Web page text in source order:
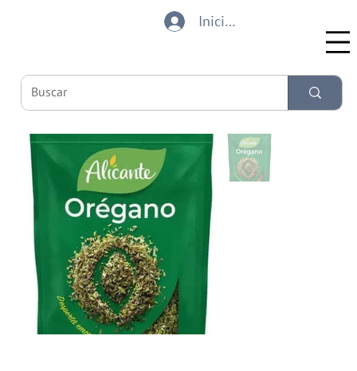
Iniciar sesión